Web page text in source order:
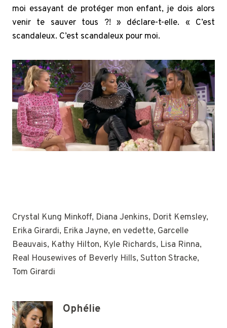
moi essayant de protéger mon enfant, je dois alors
venir te sauver tous ?! » déclare-t-elle. « C’est
scandaleux. C’est scandaleux pour moi.
Crystal Kung Minkoff, Diana Jenkins, Dorit Kemsley,
Erika Girardi, Erika Jayne, en vedette, Garcelle
Beauvais, Kathy Hilton, Kyle Richards, Lisa Rinna,
Real Housewives of Beverly Hills, Sutton Stracke,
Tom Girardi
Ophélie